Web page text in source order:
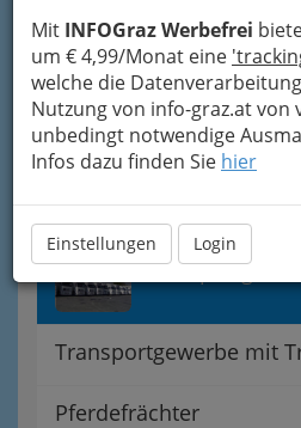
Mit INFOGraz Werbefrei
um € 4,99/Monat eine
welche die
Nutzung von info-graz.at von
unbedingt notwendige
Infos dazu finden Sie hier
Einstellungen Login
Navigation
Fahrradbotendienst
Botendienste
Müllabfuhr
Transportgewerbe mit
Pferdefrächter